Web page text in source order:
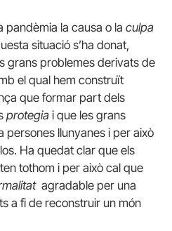
pandèmia la causa o la culpa
situació s’ha donat,
grans problemes derivats de
el qual hem construït
que formar part dels
protegia i que les grans
persones llunyanes i per això
Ha quedat clar que els
tothom i per això cal que
agradable per una
a fi de reconstruir un món